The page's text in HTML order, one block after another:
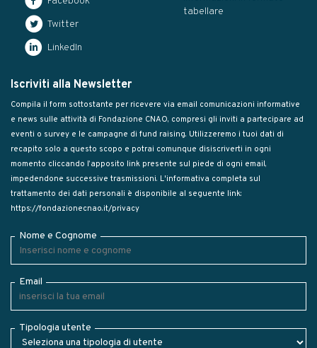
Twitter
LinkedIn
tabellare
Iscriviti alla Newsletter
Compila il form sottostante per ricevere via email comunicazioni informative
e news sulle attività di Fondazione CNAO, compresi gli inviti a partecipare ad
eventi o survey e le campagne di fund raising. Utilizzeremo i tuoi dati di
recapito solo a questo scopo e potrai comunque disiscriverti in ogni
momento cliccando l’apposito link presente sul piede di ogni email,
impedendone successive trasmissioni. L'informativa completa sul
trattamento dei dati personali è disponibile al seguente link:
https://fondazionecnao.it/privacy
Nome e Cognome
Email
Tipologia utente